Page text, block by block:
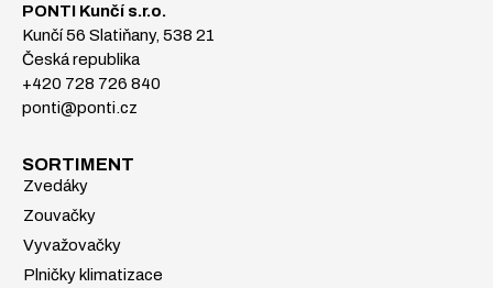
PONTI Kunčí s.r.o.
Kunčí 56 Slatiňany, 538 21
Česká republika
+420 728 726 840
ponti@ponti.cz
SORTIMENT
Zvedáky
Zouvačky
Vyvažovačky
Plničky klimatizace